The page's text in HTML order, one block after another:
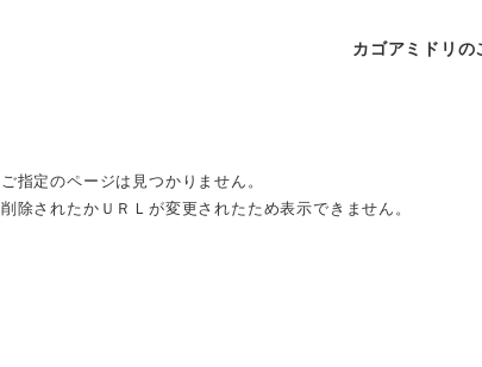
カゴアミドリの
ご指定のページは見つかりません。
削除されたかＵＲＬが変更されたため表示できません。